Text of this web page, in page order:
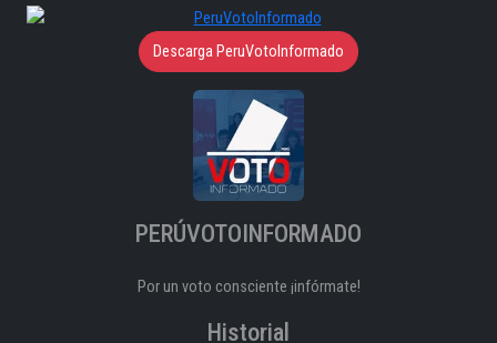
Descarga PeruVotoInformado
PERÚVOTOINFORMADO
Por un voto consciente ¡infórmate!
Historial